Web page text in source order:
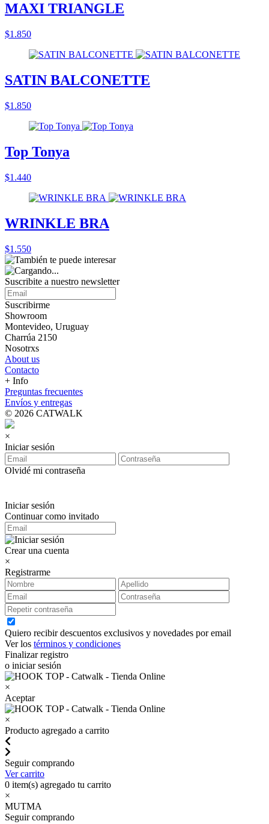
MAXI TRIANGLE
$1.850
SATIN BALCONETTE
$1.850
Top Tonya
$1.440
WRINKLE BRA
$1.550
Suscribite a nuestro newsletter
Suscribirme
Showroom
Montevideo, Uruguay
Charrúa 2150
Nosotrxs
About us
Contacto
+ Info
Preguntas frecuentes
Envíos y entregas
© 2026 CATWALK
×
Iniciar sesión
Olvidé mi contraseña
Iniciar sesión
Continuar como invitado
Crear una cuenta
×
Registrarme
Quiero recibir descuentos exclusivos y novedades por email
Ver los términos y condiciones
Finalizar registro
o iniciar sesión
×
Aceptar
×
Producto agregado a carrito
Seguir comprando
Ver carrito
0 item(s) agregado tu carrito
×
MUTMA
Seguir comprando